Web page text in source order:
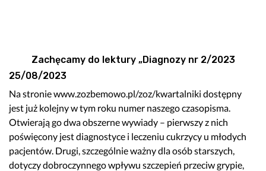
Zachęcamy do lektury „Diagnozy nr 2/2023
25/08/2023
Na stronie www.zozbemowo.pl/zoz/kwartalniki dostępny
jest już kolejny w tym roku numer naszego czasopisma.
Otwierają go dwa obszerne wywiady – pierwszy z nich
poświęcony jest diagnostyce i leczeniu cukrzycy u młodych
pacjentów. Drugi, szczególnie ważny dla osób starszych,
dotyczy dobroczynnego wpływu szczepień przeciw grypie,